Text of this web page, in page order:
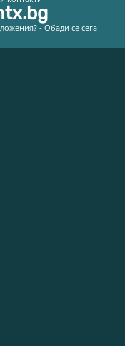
- Обади се сега